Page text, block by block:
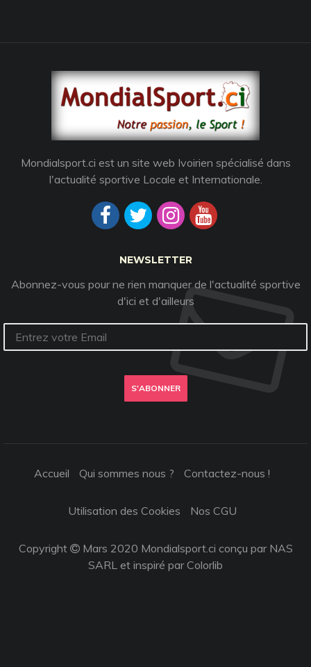
Mondialsport.ci est un site web Ivoirien spécialisé dans
l'actualité sportive Locale et Internationale.
NEWSLETTER
Abonnez-vous pour ne rien manquer de l'actualité sportive
d'ici et d'ailleurs
S'ABONNER
Accueil Qui sommes nous ? Contactez-nous !
Utilisation des Cookies Nos CGU
Copyright
Mars 2020 Mondialsport.ci conçu par NAS
SARL et inspiré parColorlib